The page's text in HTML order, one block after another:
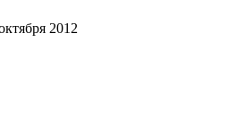
2012